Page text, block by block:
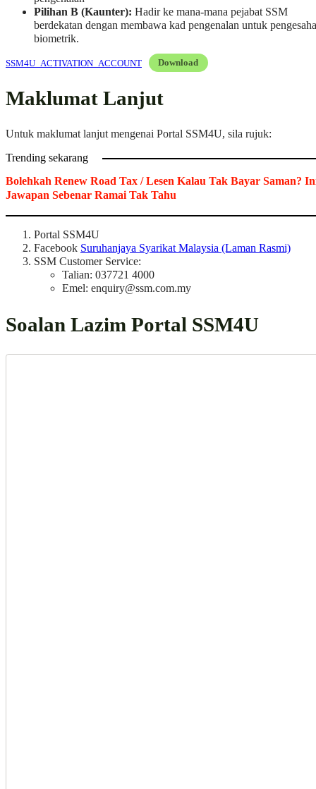
Pilihan B (Kaunter): Hadir ke mana-mana pejabat SSM
berdekatan dengan membawa kad pengenalan untuk
biometrik.
SSM4U_ACTIVATION_ACCOUNT Download
Maklumat Lanjut
Untuk maklumat lanjut mengenai Portal SSM4U, sila rujuk:
Trending sekarang
Bolehkah Renew Road Tax / Lesen Kalau Tak Bayar Saman?
Jawapan Sebenar Ramai Tak Tahu
Portal SSM4U
Facebook Suruhanjaya Syarikat Malaysia (Laman Rasmi)
SSM Customer Service:
Talian: 037721 4000
Emel: enquiry@ssm.com.my
Soalan Lazim Portal SSM4U